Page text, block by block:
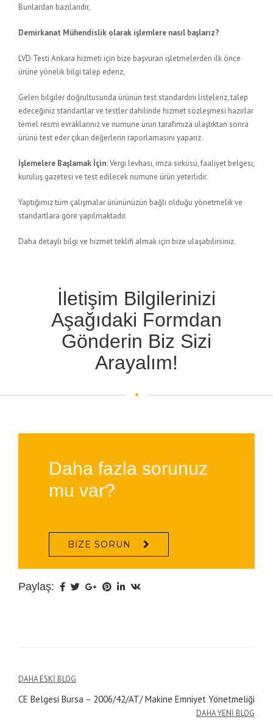
Bunlardan bazılarıdır,
Demirkanat Mühendislik olarak işlemlere nasıl başlarız?
LVD Testi Ankara hizmeti için bize başvuran işletmelerden ilk önce
ürüne yönelik bilgi talep ederiz,
Gelen bilgiler doğrultusunda ürünün test standardını listeleriz, talep
edeceğiniz standartlar ve testler dahilinde hizmet sözleşmesi hazırlar
temel resmi evraklarınız ve numune ürün tarafımıza ulaştıktan sonra
ürünü test eder çıkan değerlerin raporlamasını yaparız.
İşlemelere Başlamak İçin:Vergi levhası, imza sirküsü, faaliyet belgesi,
kuruluş gazetesi ve test edilecek numune ürün yeterlidir.
Yaptığımız tüm çalışmalar ürününüzün bağlı olduğu yönetmelik ve
standartlara göre yapılmaktadır.
Daha detaylı bilgi ve hizmet teklifi almak için bize ulaşabilirsiniz.
İletişim Bilgilerinizi
Aşağıdaki Formdan
Gönderin Biz Sizi
Arayalım!
Daha fazla sorunuz
mu var?
BIZE SORUN
Paylaş:
Yazı
gezinmesi
DAHA ESKI BLOG
CE Belgesi Bursa – 2006/42/AT/ Makine Emniyet Yönetmeliği
DAHA YENI BLOG